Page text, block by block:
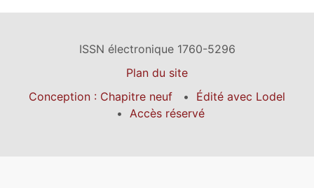
ISSN électronique 1760-5296
Plan du site
Conception : Chapitre neuf
Édité avec Lodel
Accès réservé